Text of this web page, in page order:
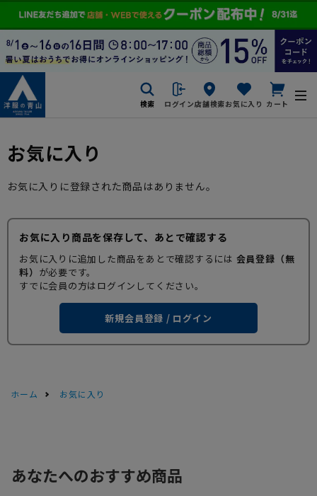
検索 ログイン店舗検索お気に入り カート
お気に入り
お気に入りに登録された商品はありません。
お気に入り商品を保存して、あとで確認する
お気に入りに追加した商品をあとで確認するには 会員登録（無
料） が必要です。
すでに会員の方はログインしてください。
新規会員登録 / ログイン
ホーム お気に入り